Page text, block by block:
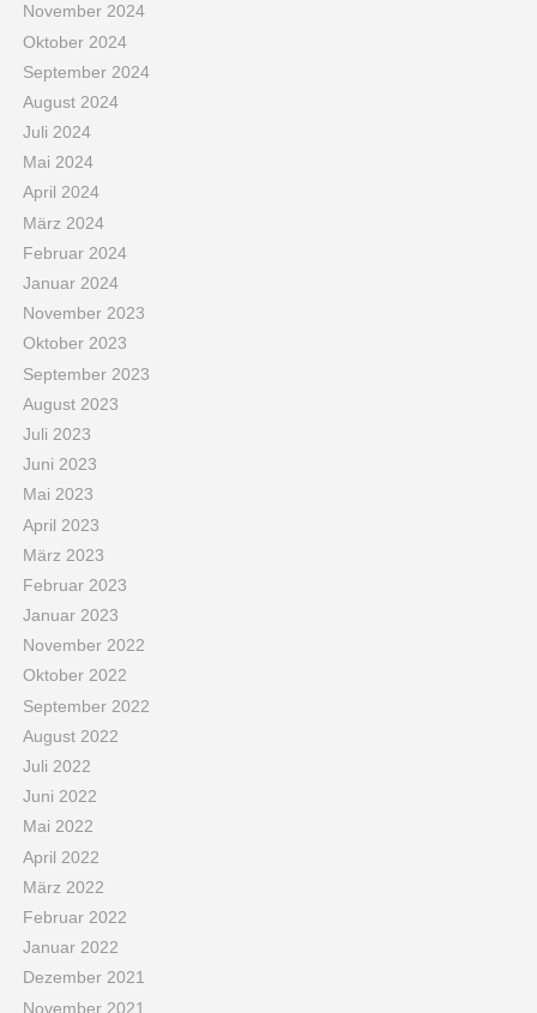
November 2024
Oktober 2024
September 2024
August 2024
Juli 2024
Mai 2024
April 2024
März 2024
Februar 2024
Januar 2024
November 2023
Oktober 2023
September 2023
August 2023
Juli 2023
Juni 2023
Mai 2023
April 2023
März 2023
Februar 2023
Januar 2023
November 2022
Oktober 2022
September 2022
August 2022
Juli 2022
Juni 2022
Mai 2022
April 2022
März 2022
Februar 2022
Januar 2022
Dezember 2021
November 2021